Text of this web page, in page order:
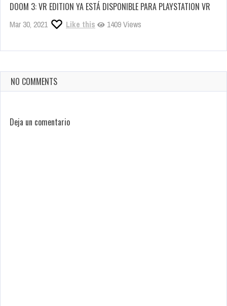
DOOM 3: VR EDITION YA ESTÁ DISPONIBLE PARA PLAYSTATION VR
Mar 30, 2021 Like this 1409 Views
NO COMMENTS
Deja un comentario